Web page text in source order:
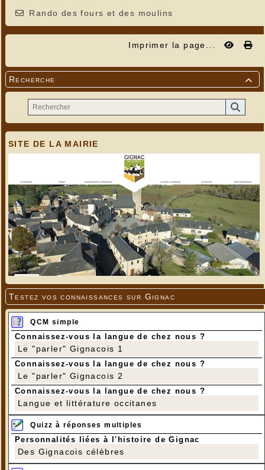
Rando des fours et des moulins
Imprimer la page...

Recherche
SITE DE LA MAIRIE
Testez vos connaissances sur Gignac
QCM simple
Connaissez-vous la langue de chez nous ?
Le "parler" Gignacois 1
Connaissez-vous la langue de chez nous ?
Le "parler" Gignacois 2
Connaissez-vous la langue de chez nous ?
Langue et littérature occitanes
Quizz à réponses multiples
Personnalités liées à l'histoire de Gignac
Des Gignacois célèbres